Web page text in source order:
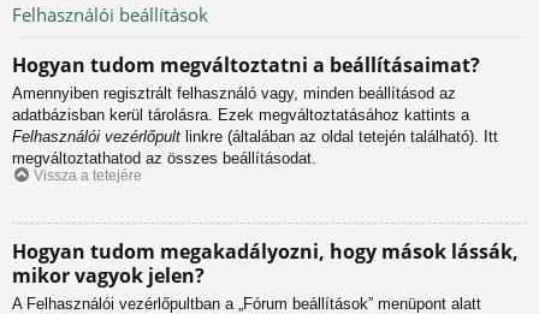
Felhasználói beállítások
Hogyan tudom megváltoztatni a beállításaimat?
Amennyiben regisztrált felhasználó vagy, minden beállításod az
adatbázisban kerül tárolásra. Ezek megváltoztatásához kattints a
Felhasználói vezérlőpult linkre (általában az oldal tetején található). Itt
megváltoztathatod az összes beállításodat.
Vissza a tetejére
Hogyan tudom megakadályozni, hogy mások lássák,
mikor vagyok jelen?
A Felhasználói vezérlőpultban a „Fórum beállítások” menüpont alatt